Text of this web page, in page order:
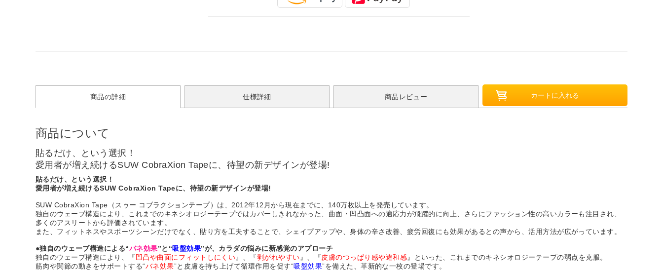
商品の詳細 仕様詳細 商品レビュー
商品について
貼るだけ、という選択！
愛用者が増え続けるSUW CobraXion Tapeに、待望の新デザインが登場!
貼るだけ、という選択！
愛用者が増え続けるSUW CobraXion Tapeに、待望の新デザインが登場!
SUW CobraXion Tape（スゥー コブラクションテープ）は、2012年12月から現在までに、140万枚以上を発売しています。
独自のウェーブ構造により、これまでのキネシオロジーテープではカバーしきれなかった、曲面・凹凸面への適応力が飛躍的に向上、さらにファッション性の高いカラーも注目され、
多くのアスリートから評価されています。
また、フィットネスやスポーツシーンだけでなく、貼り方を工夫することで、シェイプアップや、身体の辛さ改善、疲労回復にも効果があるとの声から、活用方法が広がっています。
●独自のウェーブ構造による“バネ効果”と“吸盤効果”が、カラダの悩みに新感覚のアプローチ
独自のウェーブ構造により、『凹凸や曲面にフィットしにくい』、『剥がれやすい 』、『皮膚のつっぱり感や違和感』といった、これまでのキネシオロジーテープの弱点を克服。
筋肉や関節の動きをサポートする“バネ効果”と皮膚を持ち上げて循環作用を促す“吸盤効果”を備えた、革新的な一枚の登場です。